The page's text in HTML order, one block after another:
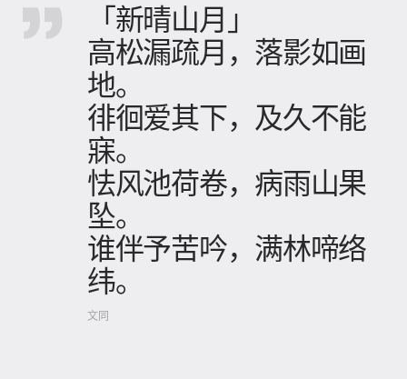
「新晴山月」
高松漏疏月，落影如画
地。
徘徊爱其下，及久不能
寐。
怯风池荷卷，病雨山果
坠。
谁伴予苦吟，满林啼络
纬。
文同